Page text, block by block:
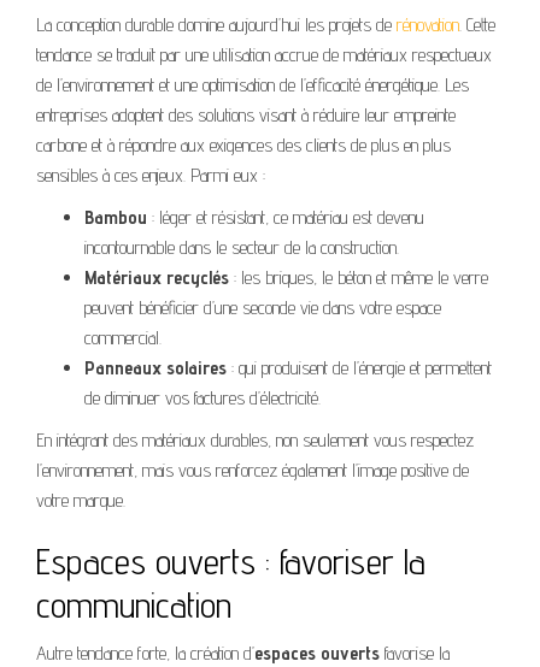
La conception durable domine aujourd’hui les projets de rénovation. Cette
tendance se traduit par une utilisation accrue de matériaux respectueux
de l’environnement et une optimisation de l’efficacité énergétique. Les
entreprises adoptent des solutions visant à réduire leur empreinte
carbone et à répondre aux exigences des clients de plus en plus
sensibles à ces enjeux. Parmi eux :
Bambou : léger et résistant, ce matériau est devenu
incontournable dans le secteur de la construction.
Matériaux recyclés : les briques, le béton et même le verre
peuvent bénéficier d’une seconde vie dans votre espace
commercial.
Panneaux solaires : qui produisent de l’énergie et permettent
de diminuer vos factures d’électricité.
En intégrant des matériaux durables, non seulement vous respectez
l’environnement, mais vous renforcez également l’image positive de
votre marque.
Espaces ouverts : favoriser la
communication
Autre tendance forte, la création d’espaces ouverts favorise la